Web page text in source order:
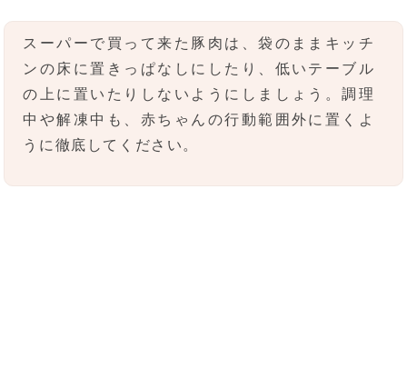
スーパーで買って来た豚肉は、袋のままキッチ
ンの床に置きっぱなしにしたり、低いテーブル
の上に置いたりしないようにしましょう。調理
中や解凍中も、赤ちゃんの行動範囲外に置くよ
うに徹底してください。